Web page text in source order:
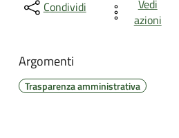
Condividi
Vedi
azioni
Argomenti
Trasparenza amministrativa